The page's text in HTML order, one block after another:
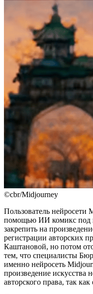
©cbr/Midjourney
Пользователь нейросети
помощью ИИ комикс под
закрепить на
регистрации авторских
Каштановой, но потом
тем, что специалисты
именно нейросеть
произведение искусства
авторского права, так